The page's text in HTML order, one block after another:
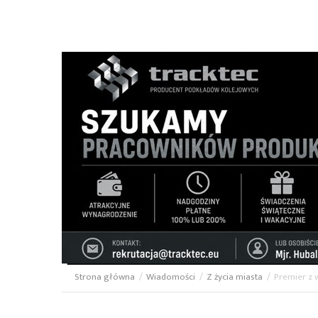
Ścieżka
Strona główna / Wiadomości / Z życia miasta / Premier z